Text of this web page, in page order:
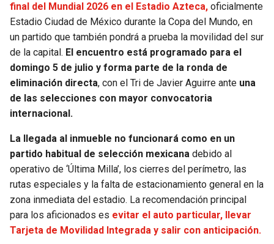
PACKERS
VIKINGS
FALCONS
PANTHERS
SAINTS
TIMBERWOLVES
THUNDER
TRAIL BLAZERS
JAZZ
final del Mundial 2026 en el Estadio Azteca, oficialmente
Estadio Ciudad de México durante la Copa del Mundo, en
un partido que también pondrá a prueba la movilidad del sur
de la capital. El encuentro está programado para el
domingo 5 de julio y forma parte de la ronda de
eliminación directa, con el Tri de Javier Aguirre ante una
de las selecciones con mayor convocatoria
internacional.
La llegada al inmueble no funcionará como en un
partido habitual de selección mexicana debido al
operativo de ‘Última Milla’, los cierres del perímetro, las
rutas especiales y la falta de estacionamiento general en la
zona inmediata del estadio. La recomendación principal
para los aficionados es evitar el auto particular, llevar
Tarjeta de Movilidad Integrada y salir con anticipación.